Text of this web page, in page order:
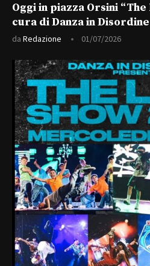
Oggi in piazza Orsini “The
cura di Danza in Disordine
da Redazione 01/07/2026